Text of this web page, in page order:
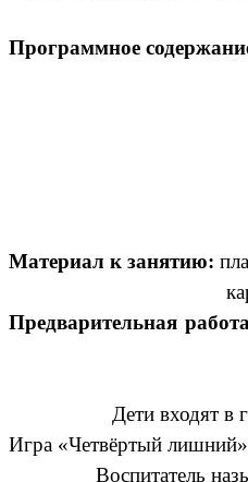
Программное
насекомых,
- продолжать
-
- развивать
Материал к занятию:
Предварительная
Дети входят в
Игра «Четвёртый лишний»
Воспитатель называет